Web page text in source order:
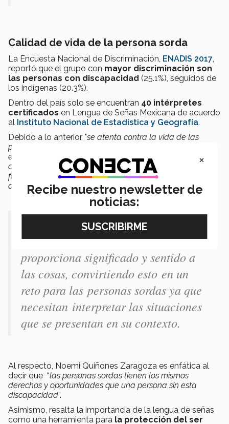
Calidad de vida de la persona sorda
La Encuesta Nacional de Discriminación, ENADIS 2017,
reportó que el grupo con mayor discriminación son
las personas con discapacidad (25.1%), seguidos de
los indígenas (20.3%).
Dentro del país solo se encuentran 40 intérpretes
certificados en Lengua de Señas Mexicana de acuerdo
al Instituto Nacional de Estadística y Geografía.
Debido a lo anterior, "se atenta contra la vida de las
personas sordas al ser malinterpretadas sobre todo en
esta época de vulnerabilidad y contingencia sanitaria en
cuestiones de medidas preventivas, primeros auxilios,
formas de reaccionar y accesibilidad a instancias de
apoyo", comentó la experta.
El ser humano se encuentra en un
entorno donde la información
proporciona significado y sentido a
las cosas, convirtiendo esto en un
reto para las personas sordas ya que
necesitan interpretar las situaciones
que se presentan en su contexto.
Al respecto, Noemi Quiñones Zaragoza es enfática al
decir que “las personas sordas tienen los mismos
derechos y oportunidades que una persona sin esta
discapacidad”.
Asimismo, resalta la importancia de la lengua de señas
como una herramienta para la protección del ser
×
Recibe nuestro newsletter de
noticias: